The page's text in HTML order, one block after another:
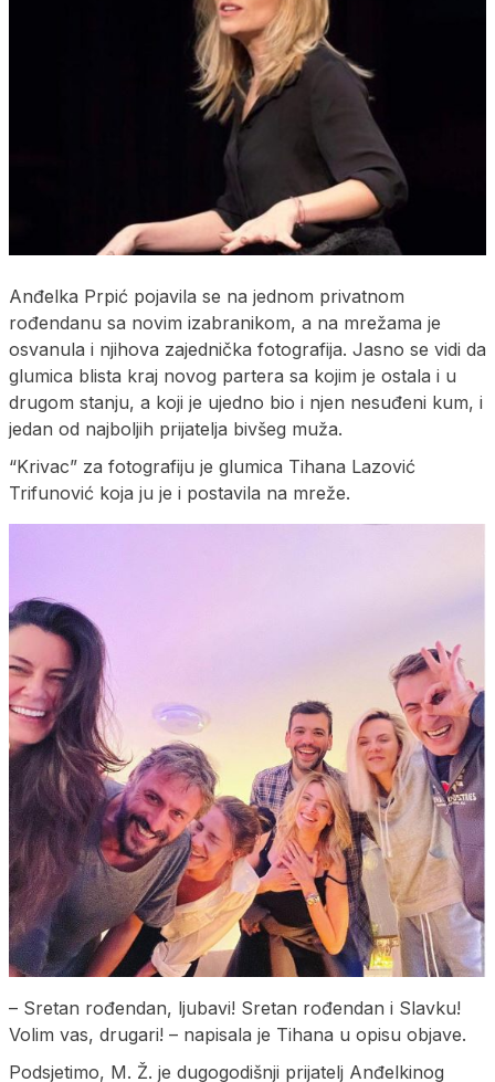
Anđelka Prpić pojavila se na jednom privatnom
rođendanu sa novim izabranikom, a na mrežama je
osvanula i njihova zajednička fotografija. Jasno se vidi da
glumica blista kraj novog partera sa kojim je ostala i u
drugom stanju, a koji je ujedno bio i njen nesuđeni kum, i
jedan od najboljih prijatelja bivšeg muža.
“Krivac” za fotografiju je glumica Tihana Lazović
Trifunović koja ju je i postavila na mreže.
– Sretan rođendan, ljubavi! Sretan rođendan i Slavku!
Volim vas, drugari! – napisala je Tihana u opisu objave.
Podsjetimo, M. Ž. je dugogodišnji prijatelj Anđelkinog